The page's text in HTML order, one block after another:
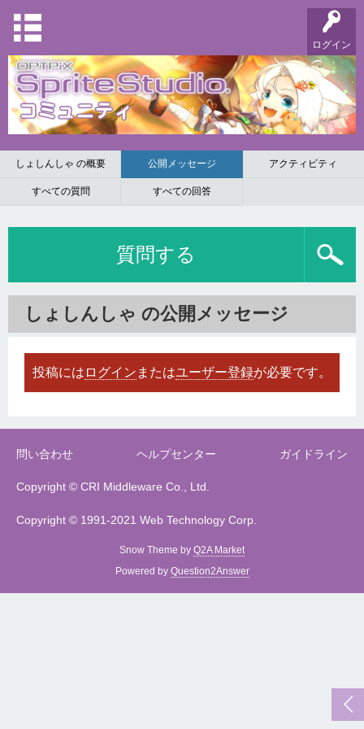
ログイン
しょしんしゃ の概要 公開メッセージ アクティビティ
すべての質問 すべての回答
質問する
しょしんしゃ の公開メッセージ
投稿には ログイン またはユーザー登録が必要です。
問い合わせ ヘルプセンター ガイドライン
Copyright © CRI Middleware Co., Ltd.
Copyright © 1991-2021 Web Technology Corp.
Snow Theme by Q2A Market
Powered by Question2Answer